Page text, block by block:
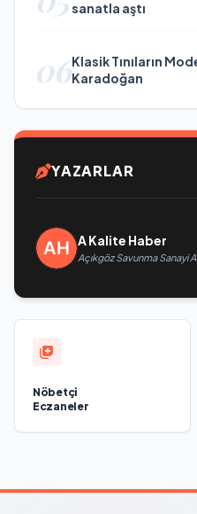
sanatla aştı
06Klasik Tınıların
Karadoğan
YAZARLAR
A Kalite Haber
Açıkgöz Savunma Sanayi
Nöbetçi
Eczaneler